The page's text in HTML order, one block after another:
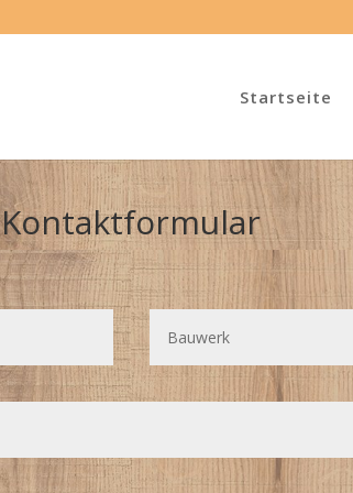
Startseite
Kontaktformular